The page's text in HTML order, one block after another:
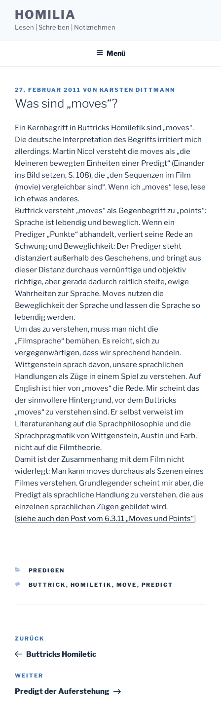
Inhalt
springen
HOMILIA
Lesen | Schreiben | Notiznehmen
Menü
VERÖFFENTLICHT
AM
27. FEBRUAR 2011 VON KARSTEN DITTMANN
Was sind „moves“?
Ein Kernbegriff in Buttricks Homiletik sind „moves“.
Die deutsche Interpretation des Begriffs irritiert mich
allerdings. Martin Nicol versteht die moves als „die
kleineren bewegten Einheiten einer Predigt“ (Einander
ins Bild setzen, S. 108), die „den Sequenzen im Film
(movie) vergleichbar sind“. Wenn ich „moves“ lese, lese
ich etwas anderes.
Buttrick versteht „moves“ als Gegenbegriff zu „points“:
Sprache ist lebendig und beweglich. Wenn ein
Prediger „Punkte“ abhandelt, verliert seine Rede an
Schwung und Beweglichkeit: Der Prediger steht
distanziert außerhalb des Geschehens, und bringt aus
dieser Distanz durchaus vernünftige und objektiv
richtige, aber gerade dadurch reiflich steife, ewige
Wahrheiten zur Sprache. Moves nutzen die
Beweglichkeit der Sprache und lassen die Sprache so
lebendig werden.
Um das zu verstehen, muss man nicht die
„Filmsprache“ bemühen. Es reicht, sich zu
vergegenwärtigen, dass wir sprechend handeln.
Wittgenstein sprach davon, unsere sprachlichen
Handlungen als Züge in einem Spiel zu verstehen. Auf
English ist hier von „moves“ die Rede. Mir scheint das
der sinnvollere Hintergrund, vor dem Buttricks
„moves“ zu verstehen sind. Er selbst verweist im
Literaturanhang auf die Sprachphilosophie und die
Sprachpragmatik von Wittgenstein, Austin und Farb,
nicht auf die Filmtheorie.
Damit ist der Zusammenhang mit dem Film nicht
widerlegt: Man kann moves durchaus als Szenen eines
Filmes verstehen. Grundlegender scheint mir aber, die
Predigt als sprachliche Handlung zu verstehen, die aus
einzelnen sprachlichen Zügen gebildet wird.
[siehe auch den Post vom 6.3.11 „Moves und Points“]
KATEGORIEN
PREDIGEN
SCHLAGWÖRTER
BUTTRICK , HOMILETIK , MOVE , PREDIGT
Beitragsnavigation
Vorheriger
Beitrag
ZURÜCK
Buttricks Homiletic
Nächster
Beitrag
WEITER
Predigt der Auferstehung